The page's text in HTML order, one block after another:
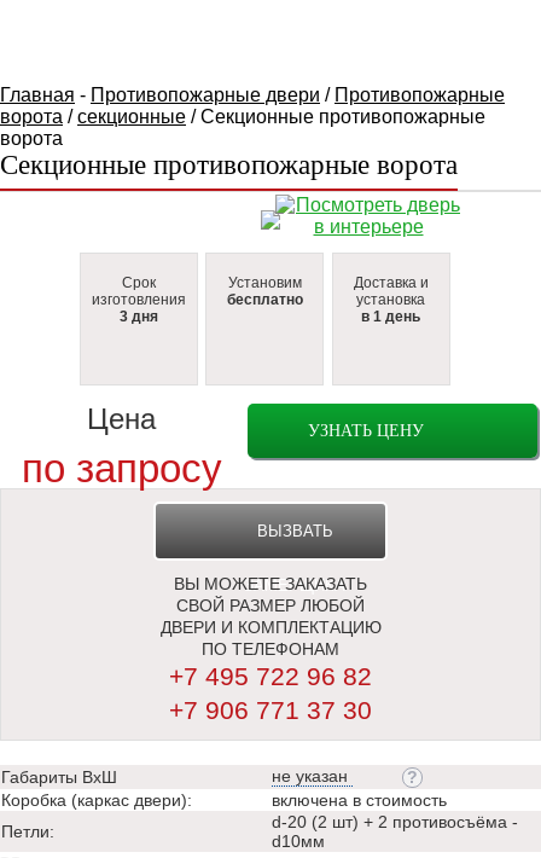
Главная - Противопожарные двери / Противопожарные
ворота /секционные / Секционные противопожарные
ворота
Секционные противопожарные ворота
Срок
изготовления
3 дня
Установим
бесплатно
Доставка и
установка
в 1 день
УЗНАТЬ ЦЕНУ
Цена
по запросу
ВЫЗВАТЬ
ЗАМЕРЩИКА
ВЫ МОЖЕТЕ ЗАКАЗАТЬ
СВОЙ РАЗМЕР ЛЮБОЙ
ДВЕРИ И КОМПЛЕКТАЦИЮ
ПО ТЕЛЕФОНАМ
+7 495 722 96 82
+7 906 771 37 30
Габариты ВхШ
не указан
Коробка (каркас двери):
включена в стоимость
Петли:
d-20 (2 шт) + 2 противосъёма -
d10мм